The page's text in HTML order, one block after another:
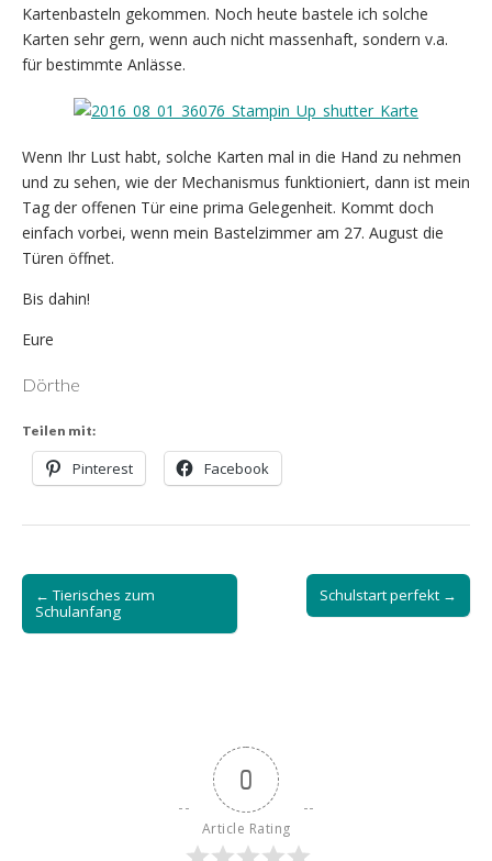
Kartenbasteln gekommen. Noch heute bastele ich solche
Karten sehr gern, wenn auch nicht massenhaft, sondern v.a.
für bestimmte Anlässe.
Wenn Ihr Lust habt, solche Karten mal in die Hand zu nehmen
und zu sehen, wie der Mechanismus funktioniert, dann ist mein
Tag der offenen Tür eine prima Gelegenheit. Kommt doch
einfach vorbei, wenn mein Bastelzimmer am 27. August die
Türen öffnet.
Bis dahin!
Eure
Dörthe
Teilen mit:
Pinterest Facebook
Post
navigation
← Tierisches zum
Schulanfang
Schulstart perfekt →
0
Article Rating